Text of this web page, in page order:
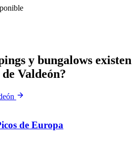
y bungalows existen
Valdeón?
de Europa